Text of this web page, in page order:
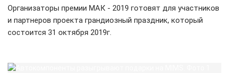
Организаторы премии МАК - 2019 готовят для участников
и партнеров проекта грандиозный праздник, который
состоится 31 октября 2019г.